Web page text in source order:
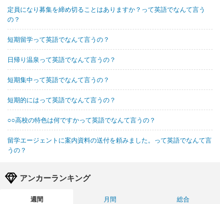
定員になり募集を締め切ることはありますか？って英語でなんて言う
の？
短期留学って英語でなんて言うの？
日帰り温泉って英語でなんて言うの？
短期集中って英語でなんて言うの？
短期的にはって英語でなんて言うの？
○○高校の特色は何ですかって英語でなんて言うの？
留学エージェントに案内資料の送付を頼みました。って英語でなんて言
うの？
アンカーランキング
週間 月間
総合